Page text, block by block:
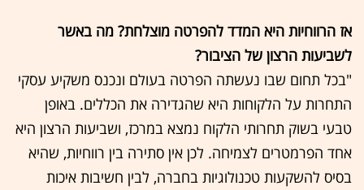
אז הרווחיות היא המדד להפרטה מוצלחת? מה באשר
לשביעות הרצון של הציבור?
"בכל תחום שבו נעשתה הפרטה בעולם ונכנס משקיע עסקי
התחרות על הלקוחות היא שהגדירה את הכללים. באופן
טבעי בשוק תחרותי הלקוח נמצא במרכז, ושביעות הרצון היא
אחד הפרמטרים לצמיחה. לכן אין סתירה בין רווחיות, שהיא
בסיס להשקעות טכנולוגיות בחברה, לבין חשיבות איכות